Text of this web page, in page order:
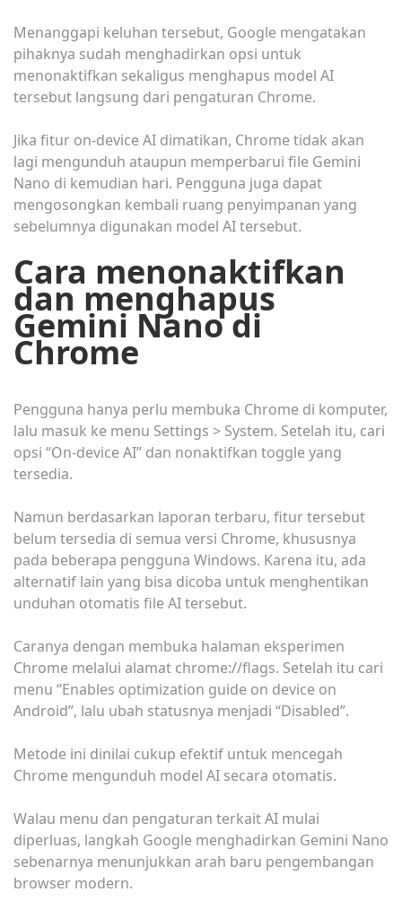
Menanggapi keluhan tersebut, Google mengatakan
pihaknya sudah menghadirkan opsi untuk
menonaktifkan sekaligus menghapus model AI
tersebut langsung dari pengaturan Chrome.
Jika fitur on-device AI dimatikan, Chrome tidak akan
lagi mengunduh ataupun memperbarui file Gemini
Nano di kemudian hari. Pengguna juga dapat
mengosongkan kembali ruang penyimpanan yang
sebelumnya digunakan model AI tersebut.
Cara menonaktifkan
dan menghapus
Gemini Nano di
Chrome
Pengguna hanya perlu membuka Chrome di komputer,
lalu masuk ke menu Settings > System. Setelah itu, cari
opsi “On-device AI” dan nonaktifkan toggle yang
tersedia.
Namun berdasarkan laporan terbaru, fitur tersebut
belum tersedia di semua versi Chrome, khususnya
pada beberapa pengguna Windows. Karena itu, ada
alternatif lain yang bisa dicoba untuk menghentikan
unduhan otomatis file AI tersebut.
Caranya dengan membuka halaman eksperimen
Chrome melalui alamat chrome://flags. Setelah itu cari
menu “Enables optimization guide on device on
Android”, lalu ubah statusnya menjadi “Disabled”.
Metode ini dinilai cukup efektif untuk mencegah
Chrome mengunduh model AI secara otomatis.
Walau menu dan pengaturan terkait AI mulai
diperluas, langkah Google menghadirkan Gemini Nano
sebenarnya menunjukkan arah baru pengembangan
browser modern.